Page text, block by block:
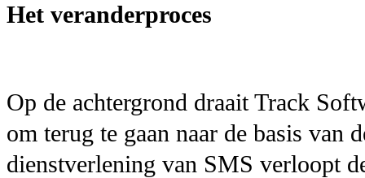
Het veranderproces
Op de achtergrond draait Track
om terug te gaan naar de basis van
dienstverlening van SMS verloopt